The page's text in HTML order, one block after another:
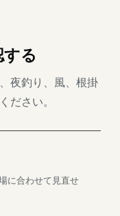
る
夜釣り、風、根掛
ださい。
に合わせて見直せ